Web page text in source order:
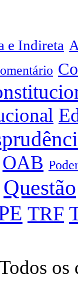
e Indireta
OAB
Questão
TRF